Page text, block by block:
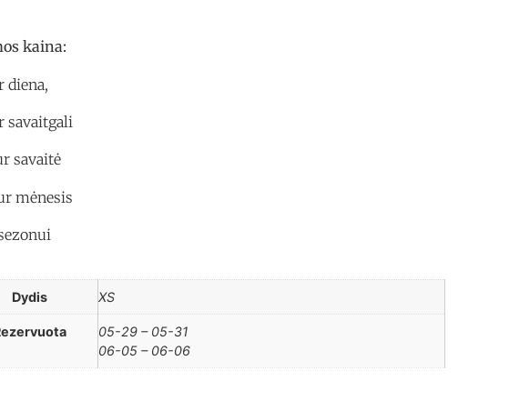
kaina:
diena,
savaitgali
savaitė
mėnesis
Dydis XS
05-29 – 05-31
06-05 – 06-06